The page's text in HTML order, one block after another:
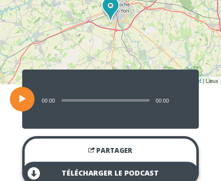
Leaflet| Lieux
Lecteur
audio
00:00 00:00
PARTAGER
TÉLÉCHARGER LE PODCAST